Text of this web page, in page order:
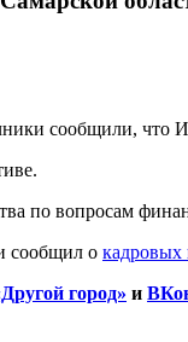
сообщили, что
по вопросам
сообщил о кадровых
город» и